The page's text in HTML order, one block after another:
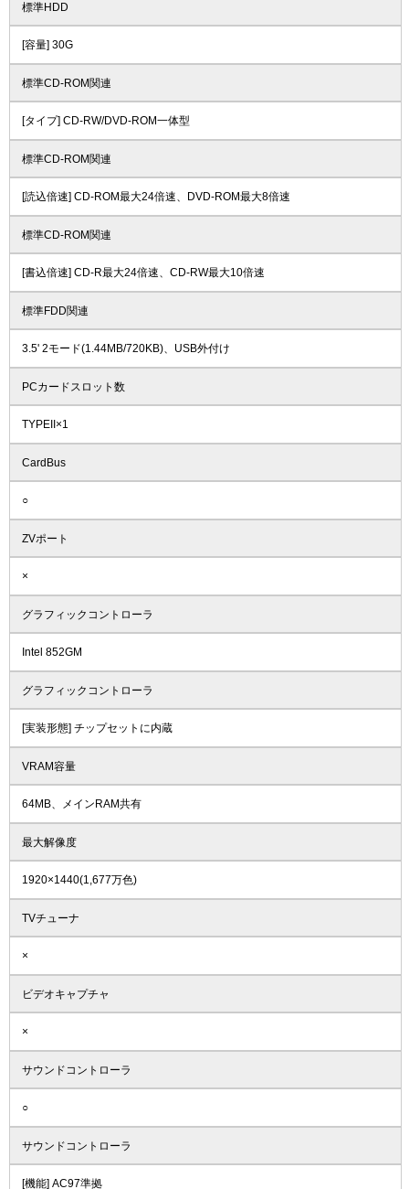
標準HDD
[容量] 30G
標準CD-ROM関連
[タイプ] CD-RW/DVD-ROM一体型
標準CD-ROM関連
[読込倍速] CD-ROM最大24倍速、DVD-ROM最大8倍速
標準CD-ROM関連
[書込倍速] CD-R最大24倍速、CD-RW最大10倍速
標準FDD関連
3.5' 2モード(1.44MB/720KB)、USB外付け
PCカードスロット数
TYPEII×1
CardBus
○
ZVポート
×
グラフィックコントローラ
Intel 852GM
グラフィックコントローラ
[実装形態] チップセットに内蔵
VRAM容量
64MB、メインRAM共有
最大解像度
1920×1440(1,677万色)
TVチューナ
×
ビデオキャプチャ
×
サウンドコントローラ
○
サウンドコントローラ
[機能] AC97準拠